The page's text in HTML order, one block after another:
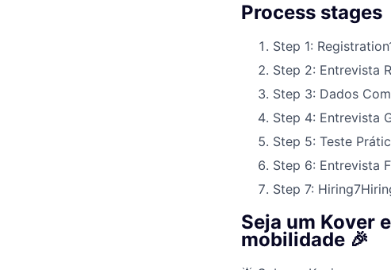
Process stages
Step 1: Registration
Step 2: Entrevista
Step 3: Dados
Step 4: Entrevista
Step 5: Teste
Step 6: Entrevista
Step 7: Hiring7
Seja um Kover
mobilidade 🎉